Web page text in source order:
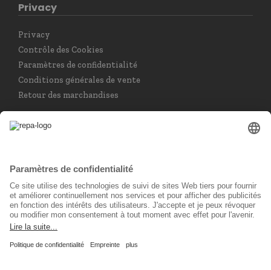
Privacy
Privacy
Contrôle des Cookies
Paramètres de confidentialité
Conditions générales de vente
Retour des marchandises
Choisir la langue
Français
Réseau social